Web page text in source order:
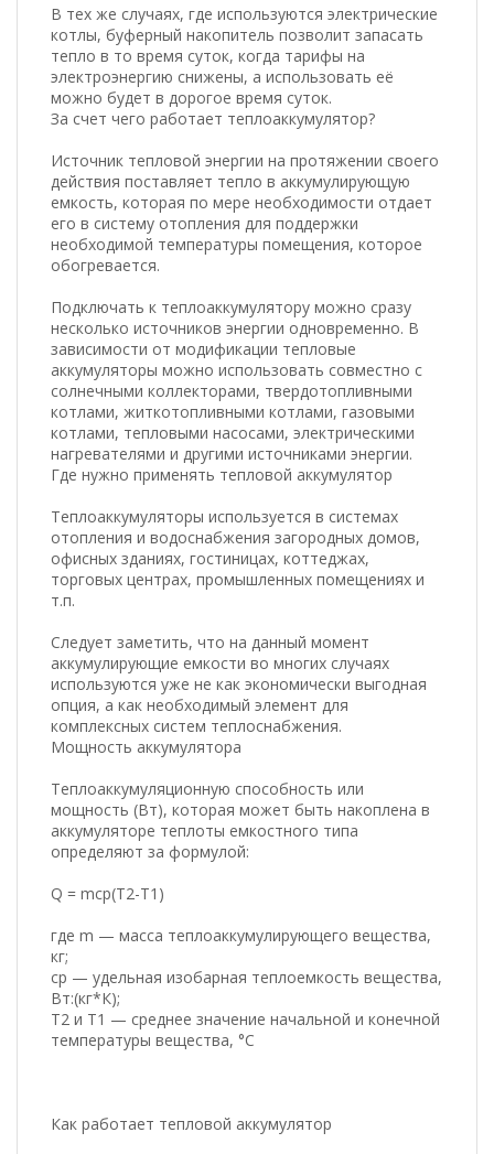
В тех же случаях, где используются электрические
котлы, буферный накопитель позволит запасать
тепло в то время суток, когда тарифы на
электроэнергию снижены, а использовать её
можно будет в дорогое время суток.
За счет чего работает теплоаккумулятор?
Источник тепловой энергии на протяжении своего
действия поставляет тепло в аккумулирующую
емкость, которая по мере необходимости отдает
его в систему отопления для поддержки
необходимой температуры помещения, которое
обогревается.
Подключать к теплоаккумулятору можно сразу
несколько источников энергии одновременно. В
зависимости от модификации тепловые
аккумуляторы можно использовать совместно с
солнечными коллекторами, твердотопливными
котлами, житкотопливными котлами, газовыми
котлами, тепловыми насосами, электрическими
нагревателями и другими источниками энергии.
Где нужно применять тепловой аккумулятор
Теплоаккумуляторы используется в системах
отопления и водоснабжения загородных домов,
офисных зданиях, гостиницах, коттеджах,
торговых центрах, промышленных помещениях и
т.п.
Следует заметить, что на данный момент
аккумулирующие емкости во многих случаях
используются уже не как экономически выгодная
опция, а как необходимый элемент для
комплексных систем теплоснабжения.
Мощность аккумулятора
Теплоаккумуляционную способность или
мощность (Вт), которая может быть накоплена в
аккумуляторе теплоты емкостного типа
определяют за формулой:
Q = mcp(T2-T1)
где m — масса теплоаккумулирующего вещества,
кг;
cp — удельная изобарная теплоемкость вещества,
Вт:(кг*К);
T2 и T1 — среднее значение начальной и конечной
температуры вещества, °C
Как работает тепловой аккумулятор